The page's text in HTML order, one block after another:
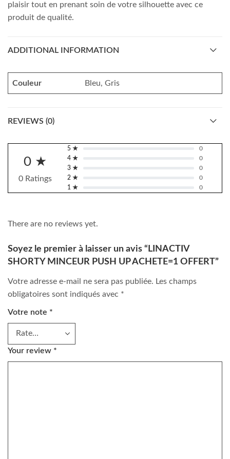
plaisir tout en prenant soin de votre silhouette avec ce
produit de qualité.
ADDITIONAL INFORMATION
Couleur Bleu, Gris
REVIEWS (0)
0 ★
0 Ratings
5 ★
0
4 ★
0
3 ★
0
2 ★
0
1 ★
0
There are no reviews yet.
Soyez le premier à laisser un avis “LINACTIV
SHORTY MINCEUR PUSH UP ACHETE=1 OFFERT”
Votre adresse e-mail ne sera pas publiée. Les champs
obligatoires sont indiqués avec *
Votre note *
Your review *